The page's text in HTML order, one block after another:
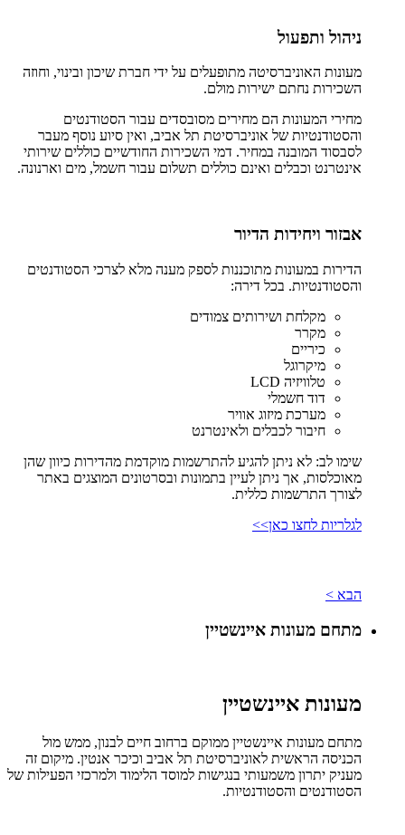
ניהול ותפעול
מעונות האוניברסיטה מתופעלים על ידי חברת שיכון ובינוי, וחוזה
השכירות נחתם ישירות מולם.
מחירי המעונות הם מחירים מסובסדים עבור הסטודנטים
והסטודנטיות של אוניברסיטת תל אביב, ואין סיוע נוסף מעבר
לסבסוד המובנה במחיר. דמי השכירות החודשיים כוללים שירותי
אינטרנט וכבלים ואינם כוללים תשלום עבור חשמל, מים וארנונה.
אבזור ויחידות הדיור
הדירות במעונות מתוכננות לספק מענה מלא לצרכי הסטודנטים
והסטודנטיות. בכל דירה:
מקלחת ושירותים צמודים
מקרר
כיריים
מיקרוגל
טלוויזיה LCD
דוד חשמלי
מערכת מיזוג אוויר
חיבור לכבלים ולאינטרנט
שימו לב: לא ניתן להגיע להתרשמות מוקדמת מהדירות כיוון שהן
מאוכלסות, אך ניתן לעיין בתמונות ובסרטונים המוצגים באתר
לצורך התרשמות כללית.
לגלריות לחצו כאן>>
הבא >
מתחם מעונות איינשטיין
מעונות איינשטיין
מתחם מעונות איינשטיין ממוקם ברחוב חיים לבנון, ממש מול
הכניסה הראשית לאוניברסיטת תל אביב וכיכר אנטין. מיקום זה
מעניק יתרון משמעותי בנגישות למוסד הלימוד ולמרכזי הפעילות של
הסטודנטים והסטודנטיות.